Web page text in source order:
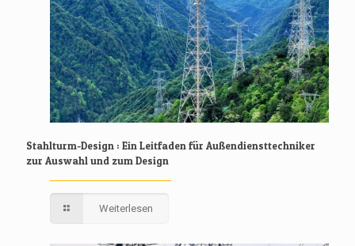
Stahlturm-Design : Ein Leitfaden für Außendiensttechniker
zur Auswahl und zum Design
Weiterlesen